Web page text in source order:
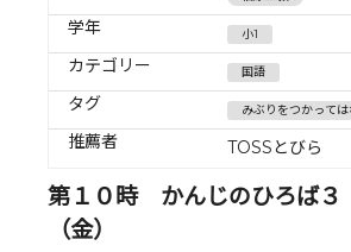
学年 小1
カテゴリー 国語
タグ みぶりをつかっては
推薦者 TOSSとびら
第１０時 かんじのひろば
（金）